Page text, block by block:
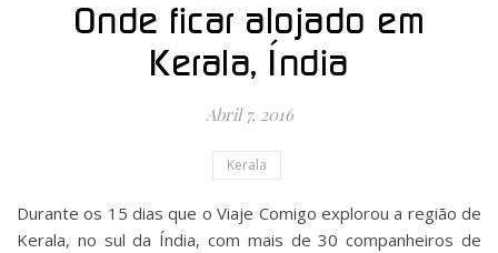
Onde ficar alojado em
Kerala, Índia
Abril 7, 2016
Kerala
Durante os 15 dias que o Viaje Comigo explorou a região de
Kerala, no sul da Índia, com mais de 30 companheiros de